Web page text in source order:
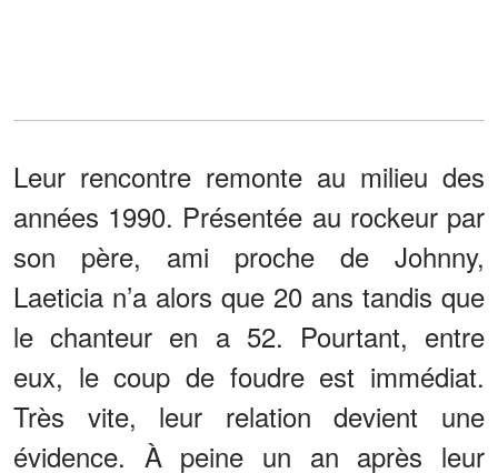
Leur rencontre remonte au milieu des
années 1990. Présentée au rockeur par
son père, ami proche de Johnny,
Laeticia n’a alors que 20 ans tandis que
le chanteur en a 52. Pourtant, entre
eux, le coup de foudre est immédiat.
Très vite, leur relation devient une
évidence. À peine un an après leur